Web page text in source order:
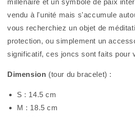
millénaire et un symbole de paix
vendu à l'unité mais s'accumule
vous recherchiez un objet de
protection, ou simplement un
significatif, ces joncs sont faits pour
Dimension (tour du bracelet) :
S : 14.5 cm
M : 18.5 cm